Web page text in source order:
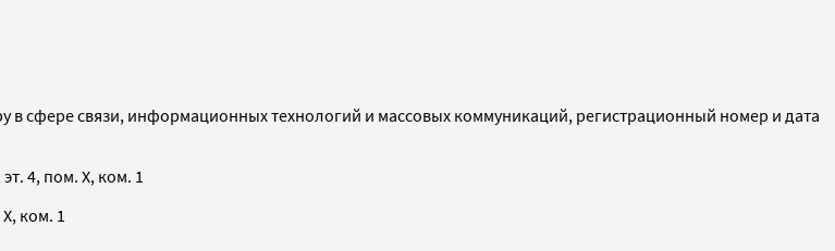
в сфере связи, информационных технологий и массовых коммуникаций, регистрационный номер и дата
4, пом. X, ком. 1
ком. 1